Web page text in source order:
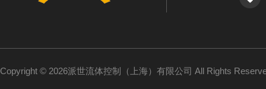
Copyright © 2026派世流体控制（上海）有限公司 All Rights